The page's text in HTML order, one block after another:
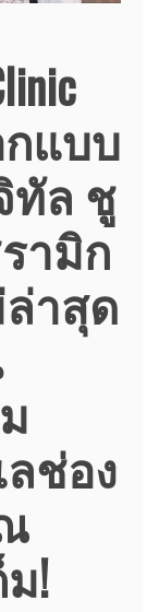
แบบ
ทัล ชู
ามิก
าสุด
ช่อง
!